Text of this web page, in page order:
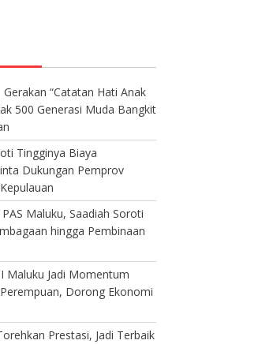
“Catatan Hati Anak
500 Generasi Muda Bangkit
Tingginya Biaya
Dukungan Pemprov
Maluku, Saadiah Soroti
hingga Pembinaan
Maluku Jadi Momentum
Dorong Ekonomi
Prestasi, Jadi Terbaik